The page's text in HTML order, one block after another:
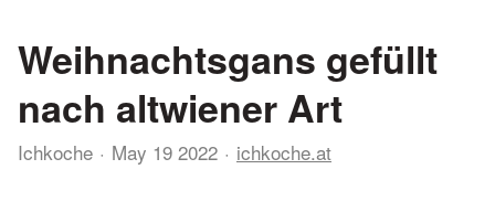
Weihnachtsgans gefüllt
nach altwiener Art
Ichkoche May 19 2022 ichkoche.at